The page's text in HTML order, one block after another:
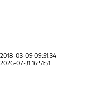
2018-03-09 09:51:34
2026-07-31 16:51:51